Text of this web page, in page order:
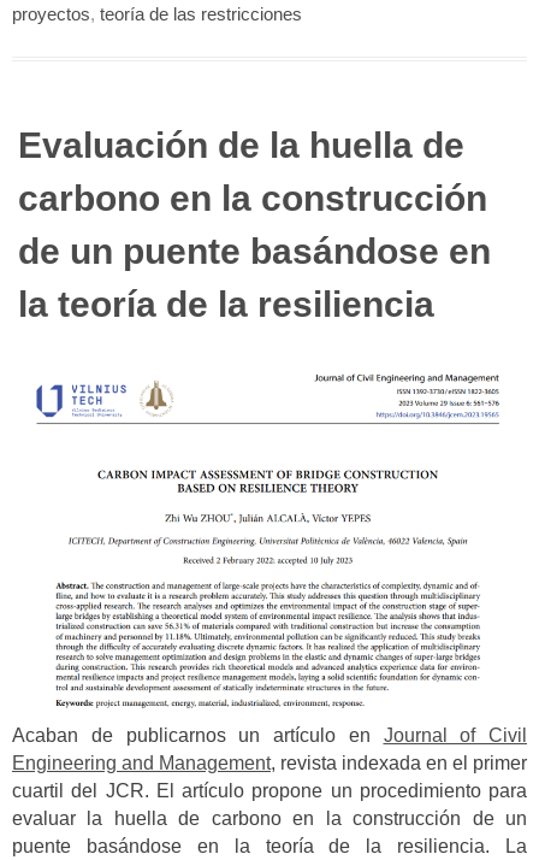
proyectos, teoría de las restricciones
Evaluación de la huella de
carbono en la construcción
de un puente basándose en
la teoría de la resiliencia
Acaban de publicarnos un artículo en Journal of Civil
Engineering and Management, revista indexada en el primer
cuartil del JCR. El artículo propone un procedimiento para
evaluar la huella de carbono en la construcción de un
puente basándose en la teoría de la resiliencia. La